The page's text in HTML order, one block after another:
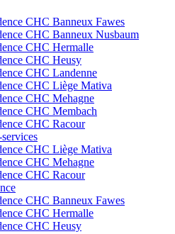
CHC Banneux Fawes
CHC Banneux Nusbaum
CHC Hermalle
CHC Heusy
CHC Landenne
CHC Liège Mativa
CHC Mehagne
CHC Membach
CHC Racour
CHC Liège Mativa
CHC Mehagne
CHC Racour
CHC Banneux Fawes
CHC Hermalle
CHC Heusy